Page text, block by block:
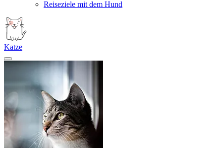
Reiseziele mit dem Hund
Katze